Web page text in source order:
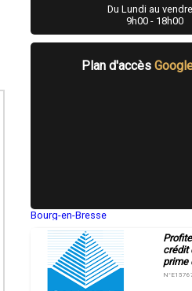
Du Lundi au
9h00 - 18h00
Plan d'accès
Bourg-en-Bresse
Montluçon
Manosque
Gap
crédit
prime